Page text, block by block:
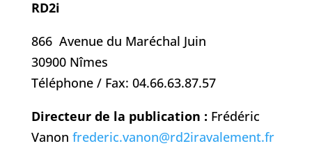
RD2i
866 Avenue du Maréchal Juin
30900 Nîmes
Téléphone / Fax: 04.66.63.87.57
Directeur de la publication : Frédéric
Vanon frederic.vanon@rd2iravalement.fr